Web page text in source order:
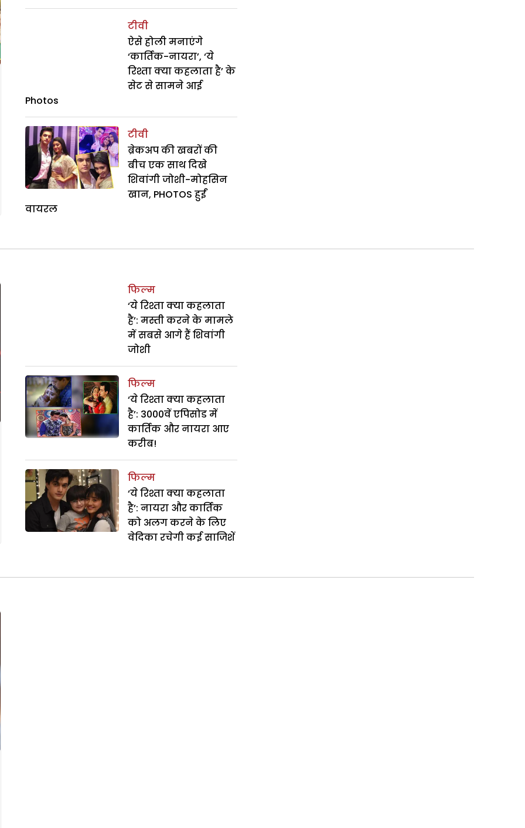
टीवी
ऐसे होली मनाएंगे
‘कार्तिक-नायरा’, ‘ये
रिश्ता क्या कहलाता है’ के
सेट से सामने आई
Photos
टीवी
ब्रेकअप की खबरों की
बीच एक साथ दिखे
शिवांगी जोशी-मोहसिन
खान, PHOTOS हुईं
वायरल
फिल्म
‘ये रिश्ता क्या कहलाता
है’: मस्ती करने के मामले
में सबसे आगे हैं शिवांगी
जोशी
फिल्म
‘ये रिश्ता क्या कहलाता
है’: 3000वें एपिसोड में
कार्तिक और नायरा आए
करीब!
फिल्म
‘ये रिश्ता क्या कहलाता
है’: नायरा और कार्तिक
को अलग करने के लिए
वेदिका रचेगी कई साजिशें